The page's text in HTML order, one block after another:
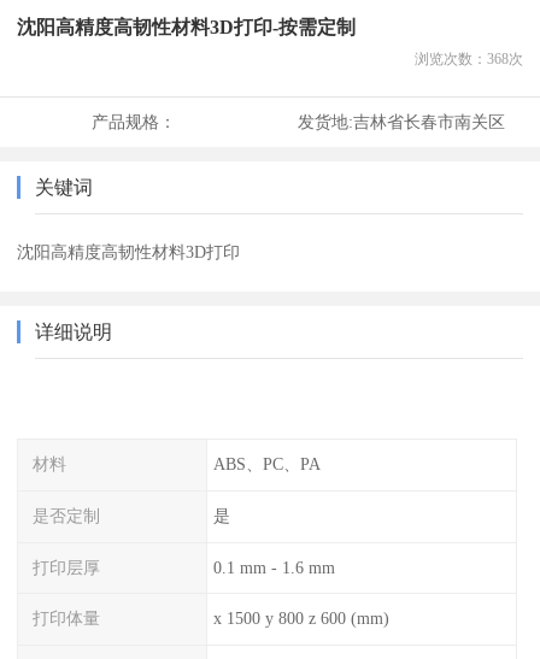
沈阳高精度高韧性材料3D打印-按需定制
浏览次数： 368次
产品规格： 发货地:吉林省长春市南关区
关键词
沈阳高精度高韧性材料3D打印
详细说明
材料 ABS、PC、PA
是否定制 是
打印层厚 0.1 mm - 1.6 mm
打印体量 x 1500 y 800 z 600 (mm)